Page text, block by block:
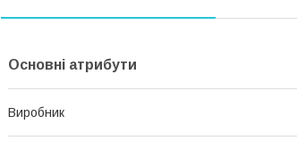
Основні атрибути
Виробник